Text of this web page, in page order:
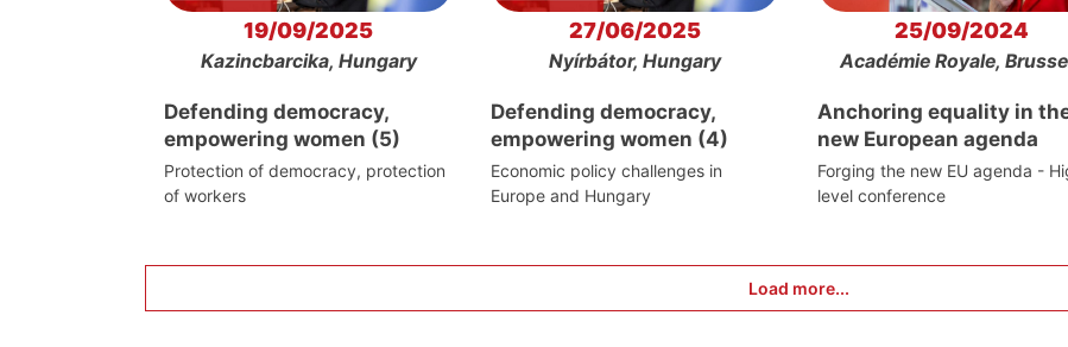
19/09/2025
Kazincbarcika, Hungary
Defending democracy,
empowering women (5)
Protection of democracy, protection
of workers
27/06/2025
Nyírbátor, Hungary
Defending democracy,
empowering women (4)
Economic policy challenges in
Europe and Hungary
25/09/2024
Académie Royale,
Anchoring equality in
new European agenda
Forging the new EU agenda -
level conference
Load more...